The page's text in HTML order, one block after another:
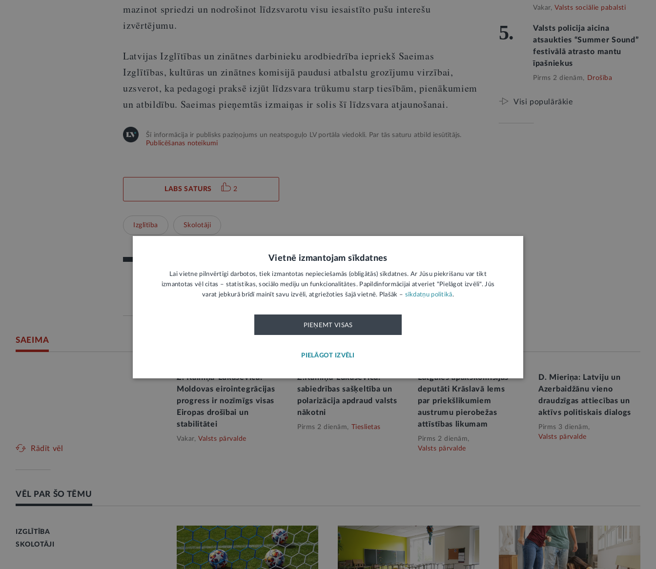
mazinot spriedzi un nodrošinot līdzsvarotu visu iesaistīto pušu interešu
izvērtējumu.
Latvijas Izglītības un zinātnes darbinieku arodbiedrība iepriekš Saeimas
Izglītības, kultūras un zinātnes komisijā paudusi atbalstu grozījumu virzībai,
uzsverot, ka pedagogi praksē izjūt līdzsvara trūkumu starp tiesībām, pienākumiem
un atbildību. Saeimas pieņemtās izmaiņas ir solis šī līdzsvara atjaunošanai.
Šī informācija ir publisks paziņojums un neatspoguļo LV portāla viedokli. Par tās saturu atbild iesūtītājs.
Publicēšanas noteikumi
LABS SATURS 2
Izglītība Skolotāji
PIEVIENOT KOMENTĀRU
Vakar, Valsts sociālie pabalsti
5.
Valsts policija aicina
atsaukties “Summer Sound”
festivālā atrasto mantu
īpašniekus
Pirms 2 dienām, Drošība
Visi populārākie
SAEIMA
Z. Kalniņa-Lukaševica:
Moldovas eirointegrācijas
progress ir nozīmīgs visas
Eiropas drošībai un
stabilitātei
Vakar, Valsts pārvalde
Z.Kalniņa-Lukaševica:
sabiedrības sašķeltība un
polarizācija apdraud valsts
nākotni
Pirms 2 dienām, Tieslietas
Latgales apakškomisijas
deputāti Krāslavā lems
par priekšlikumiem
austrumu pierobežas
attīstības likumam
Pirms 2 dienām,
Valsts pārvalde
D. Mieriņa: Latviju un
Azerbaidžānu vieno
draudzīgas attiecības un
aktīvs politiskais dialogs
Pirms 3 dienām,
Valsts pārvalde
Rādīt vēl
VĒL PAR ŠO TĒMU
IZGLĪTĪBA
SKOLOTĀJI
Vietnē izmantojam sīkdatnes
Lai vietne pilnvērtīgi darbotos, tiek izmantotas nepieciešamās (obligātās) sīkdatnes. Ar Jūsu piekrišanu var tikt
izmantotas vēl citas – statistikas, sociālo mediju un funkcionalitātes. Papildinformācijai atveriet "Pielāgot izvēli". Jūs
varat jebkurā brīdī mainīt savu izvēli, atgriežoties šajā vietnē. Plašāk – sīkdatņu politikā.
PIEŅEMT VISAS
PIELĀGOT IZVĒLI